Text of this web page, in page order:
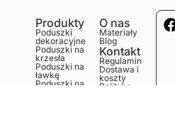
Produkty
Poduszki
dekoracyjne
Poduszki na
krzesła
Poduszki na
ławkę
Poduszki na
O nas
Materiały
Blog
Kontakt
Regulamin
Dostawa i
koszty
Polityka